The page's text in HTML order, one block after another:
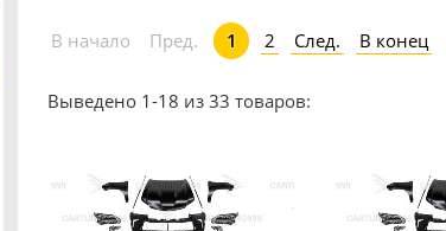
В начало Пред. 1 2 След. В конец
Выведено 1-18 из 33 товаров: